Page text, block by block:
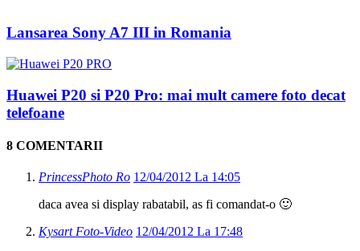
Lansarea Sony A7 III in Romania
Huawei P20 si P20 Pro: mai mult camere foto decat
telefoane
8 COMENTARII
PrincessPhoto Ro 12/04/2012 La 14:05
daca avea si display rabatabil, as fi comandat-o 🙂
Kysart Foto-Video 12/04/2012 La 17:48